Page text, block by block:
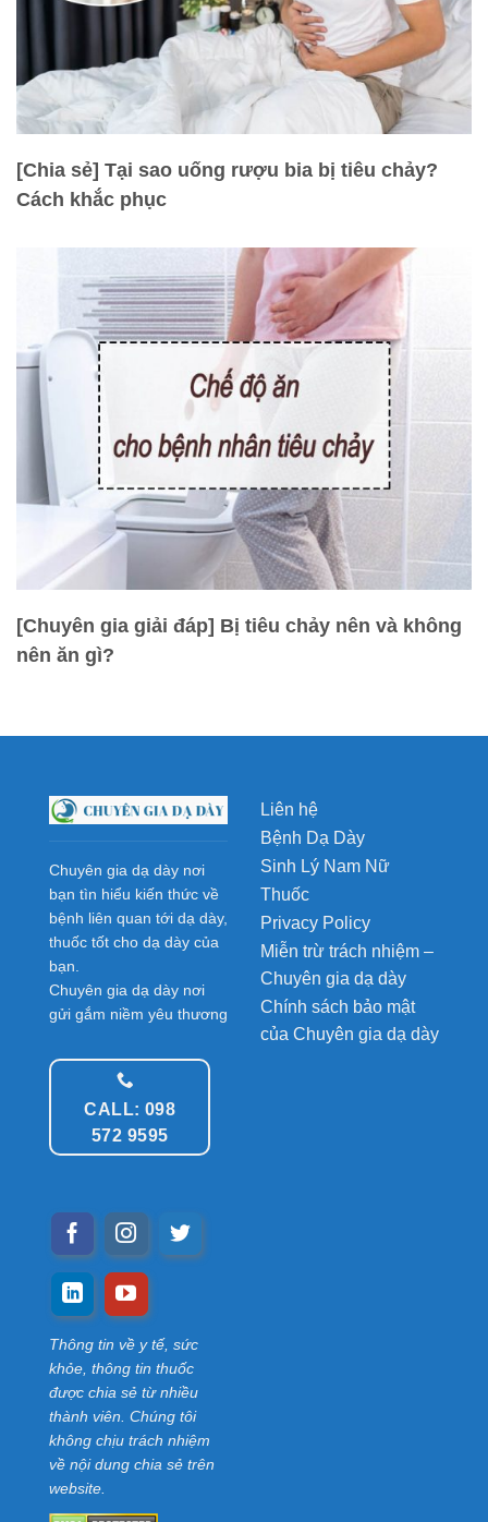
[Chia sẻ] Tại sao uống rượu bia bị tiêu chảy?
Cách khắc phục
[Chuyên gia giải đáp] Bị tiêu chảy nên và không
nên ăn gì?
Chuyên gia dạ dày nơi
bạn tìn hiểu kiến thức về
bệnh liên quan tới dạ dày,
thuốc tốt cho dạ dày của
bạn.
Chuyên gia dạ dày nơi
gửi gắm niềm yêu thương
CALL: 098
572 9595
Liên hệ
Bệnh Dạ Dày
Sinh Lý Nam Nữ
Thuốc
Privacy Policy
Miễn trừ trách nhiệm –
Chuyên gia dạ dày
Chính sách bảo mật
của Chuyên gia dạ dày
Thông tin về y tế, sức
khỏe, thông tin thuốc
được chia sẻ từ nhiều
thành viên. Chúng tôi
không chịu trách nhiệm
về nội dung chia sẻ trên
website.